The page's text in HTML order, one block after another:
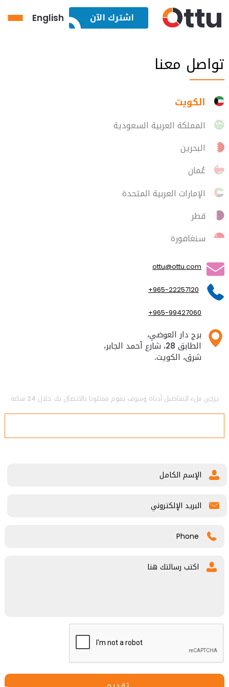
اشترك الآن English
تواصل معنا
الكويت
المملكة العربية السعودية
البحرين
عُمان
الإمارات العربية المتحدة
قطر
سنغافورة
+965-22257120
+965-99427060
ottu@ottu.com
برج دار العوضي،
الطابق 28، شارع أحمد الجابر،
شرق، الكويت.
يرجى ملء التفاصيل أدناه وسوف يقوم ممثلونا بالاتصال بك خلال 24 ساعة